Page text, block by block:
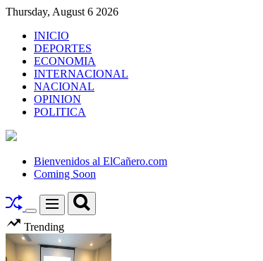
Skip
content
Thursday, August 6 2026
INICIO
DEPORTES
ECONOMIA
INTERNACIONAL
NACIONAL
OPINION
POLITICA
El
Bienvenidos al ElCañero.com
Coming Soon
Switch
color
mode
Menu Search
Trending